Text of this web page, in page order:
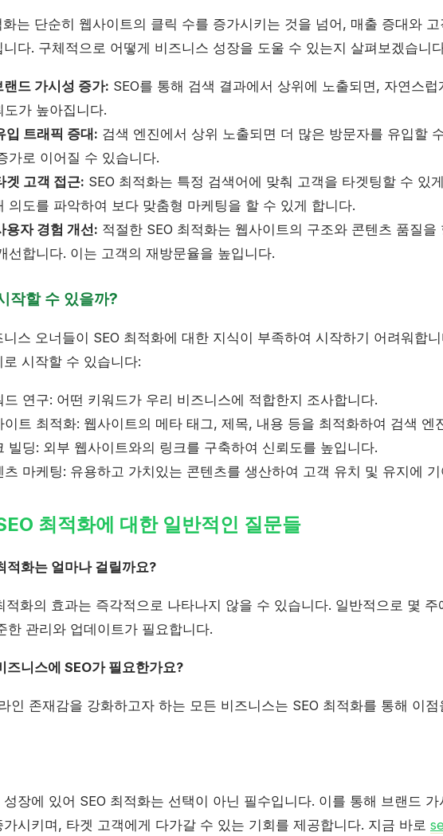
화는 단순히 웹사이트의 클릭 수를 증가시키는 것을 넘어, 매출 증대와
니다. 구체적으로 어떻게 비즈니스 성장을 도울 수 있는지 살펴보겠습니
랜드 가시성 증가: SEO를 통해 검색 결과에서 상위에 노출되면, 자연스
도가 높아집니다.
입 트래픽 증대: 검색 엔진에서 상위 노출되면 더 많은 방문자를 유입할
가로 이어질 수 있습니다.
겟 고객 접근: SEO 최적화는 특정 검색어에 맞춰 고객을 타겟팅할 수 있
의도를 파악하여 보다 맞춤형 마케팅을 할 수 있게 합니다.
용자 경험 개선: 적절한 SEO 최적화는 웹사이트의 구조와 콘텐츠 품질을
선합니다. 이는 고객의 재방문율을 높입니다.
작할 수 있을까?
니스 오너들이 SEO 최적화에 대한 지식이 부족하여 시작하기 어려워합
로 시작할 수 있습니다:
드 연구: 어떤 키워드가 우리 비즈니스에 적합한지 조사합니다.
이트 최적화: 웹사이트의 메타 태그, 제목, 내용 등을 최적화하여 검색 엔
빌딩: 외부 웹사이트와의 링크를 구축하여 신뢰도를 높입니다.
츠 마케팅: 유용하고 가치있는 콘텐츠를 생산하여 고객 유치 및 유지에
최적화에 대한 일반적인 질문들
적화는 얼마나 걸릴까요?
적화의 효과는 즉각적으로 나타나지 않을 수 있습니다. 일반적으로 몇
한 관리와 업데이트가 필요합니다.
즈니스에 SEO가 필요한가요?
인 존재감을 강화하고자 하는 모든 비즈니스는 SEO 최적화를 통해 이
성장에 있어 SEO 최적화는 선택이 아닌 필수입니다. 이를 통해 브랜드
가시키며, 타겟 고객에게 다가갈 수 있는 기회를 제공합니다. 지금 바로